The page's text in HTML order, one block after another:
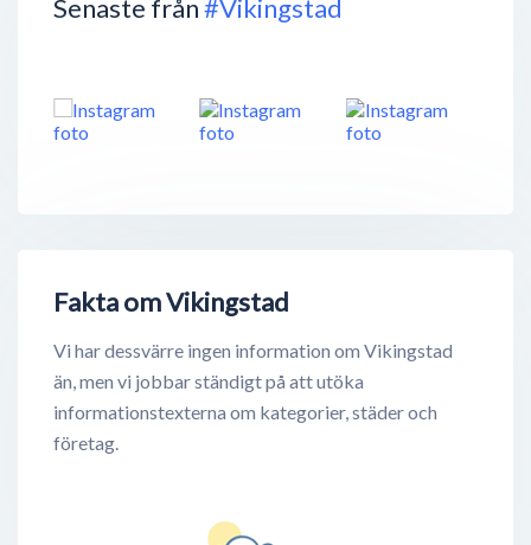
Senaste från#Vikingstad
Fakta om Vikingstad
Vi har dessvärre ingen information om Vikingstad
än, men vi jobbar ständigt på att utöka
informationstexterna om kategorier, städer och
företag.